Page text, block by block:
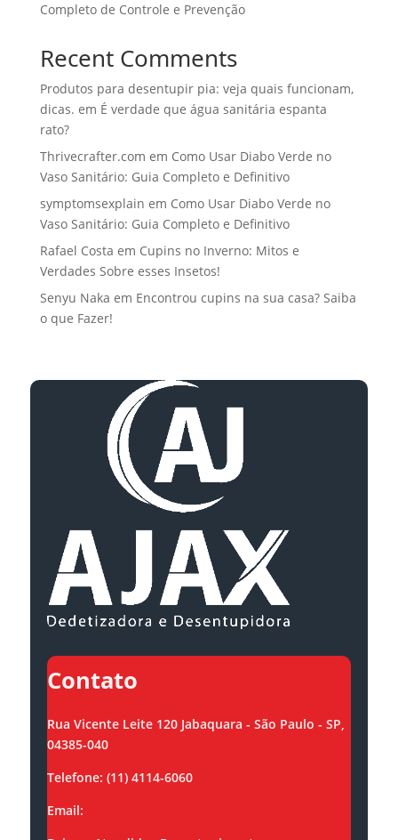
Completo de Controle e Prevenção
Recent Comments
Produtos para desentupir pia: veja quais funcionam,
dicas. em É verdade que água sanitária espanta
rato?
Thrivecrafter.com em Como Usar Diabo Verde no
Vaso Sanitário: Guia Completo e Definitivo
symptomsexplain em Como Usar Diabo Verde no
Vaso Sanitário: Guia Completo e Definitivo
Rafael Costa em Cupins no Inverno: Mitos e
Verdades Sobre esses Insetos!
Senyu Naka em Encontrou cupins na sua casa? Saiba
o que Fazer!
Contato
Rua Vicente Leite 120 Jabaquara - São Paulo - SP,
04385-040
Telefone: (11) 4114-6060
Email: